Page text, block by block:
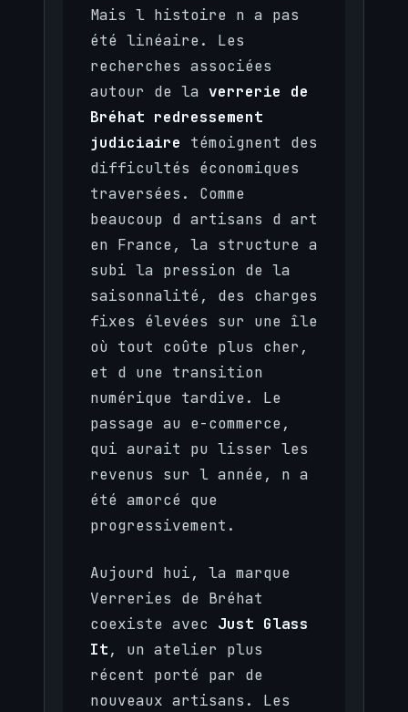
Mais l histoire n a pas
été linéaire. Les
recherches associées
autour de la verrerie de
Bréhat redressement
judiciaire témoignent des
difficultés économiques
traversées. Comme
beaucoup d artisans d art
en France, la structure a
subi la pression de la
saisonnalité, des charges
fixes élevées sur une île
où tout coûte plus cher,
et d une transition
numérique tardive. Le
passage au e-commerce,
qui aurait pu lisser les
revenus sur l année, n a
été amorcé que
progressivement.
Aujourd hui, la marque
Verreries de Bréhat
coexiste avec Just Glass
It, un atelier plus
récent porté par de
nouveaux artisans. Les